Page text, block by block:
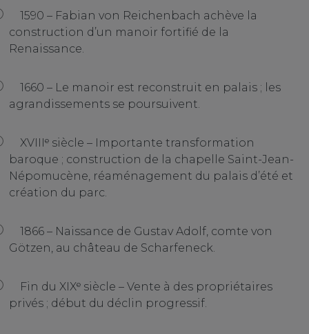
1590 – Fabian von Reichenbach achève la
construction d’un manoir fortifié de la
Renaissance.
1660 – Le manoir est reconstruit en palais ; les
agrandissements se poursuivent.
XVIIIᵉ siècle – Importante transformation
baroque ; construction de la chapelle Saint-Jean-
Népomucène, réaménagement du palais d’été et
création du parc.
1866 – Naissance de Gustav Adolf, comte von
Götzen, au château de Scharfeneck.
Fin du XIXᵉ siècle – Vente à des propriétaires
privés ; début du déclin progressif.